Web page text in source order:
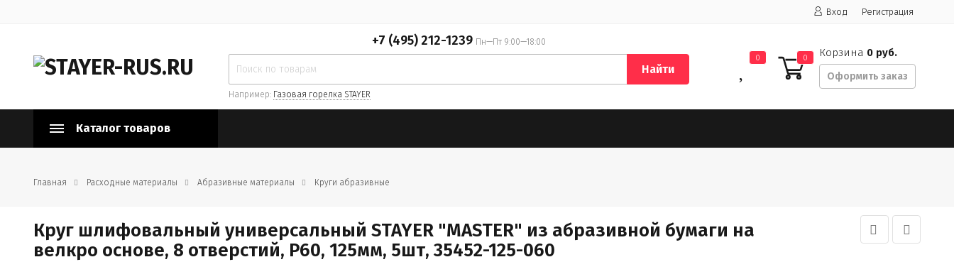
Вход Регистрация
+7 (495) 212-1239 Пн—Пт 9:00—18:00
Найти
Например: Газовая горелка STAYER
0 0 Корзина 0 руб.
Оформить заказ
Каталог товаров
Главная Расходные материалы Абразивные материалы Круги абразивные
Круг шлифовальный универсальный STAYER "MASTER" из абразивной бумаги на
велкро основе, 8 отверстий, Р60, 125мм, 5шт, 35452-125-060